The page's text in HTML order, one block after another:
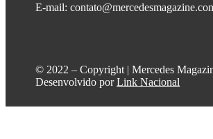
E-mail:
©️ 2022 – Copyright | Mercedes
Desenvolvido porLink Nacional